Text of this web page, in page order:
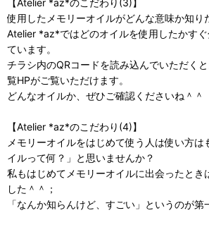
使用したメモリーオイルがどんな意味か知り
Atelier *az*ではどのオイルを使用したかす
ています。
チラシ内のQRコードを読み込んでいただく
覧HPがご覧いただけます。
どんなオイルか、ぜひご確認くださいね＾＾
【Atelier *az*のこだわり(4)】
メモリーオイルをはじめて使う人は使い方は
イルって何？」と思いませんか？
私もはじめてメモリーオイルに出会ったとき
した＾＾；
「なんか知らんけど、すごい」というのが第